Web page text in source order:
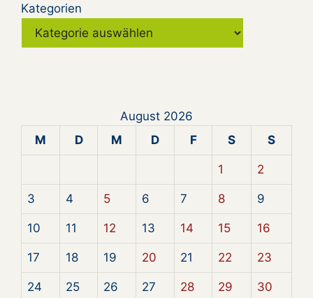
Kategorien
August 2026
M
D M D F S S
1 2
3 4 5 6 7 8 9
10 11 12 13 14 15 16
17 18 19 20 21 22 23
24 25 26 27 28 29 30